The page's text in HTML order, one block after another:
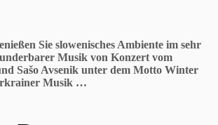
Sie slowenisches Ambiente im sehr
Musik von Konzert vom
Sašo Avsenik unter dem Motto Winter
Musik …